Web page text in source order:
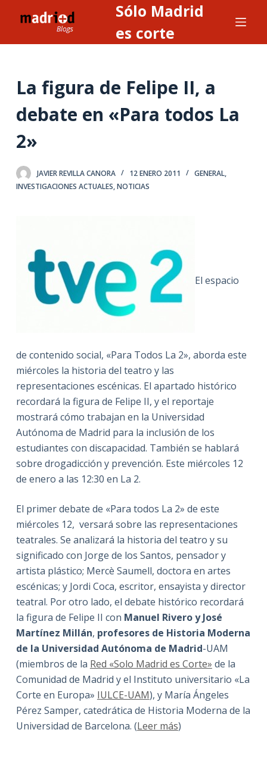
l
n
Sólo Madrid
es corte
La figura de Felipe II, a
debate en «Para todos La
2»
JAVIER REVILLA CANORA 12 ENERO 2011 GENERAL,
INVESTIGACIONES ACTUALES,NOTICIAS
El espacio
de contenido social, «Para Todos La 2», aborda este
miércoles la historia del teatro y las
representaciones escénicas. El apartado histórico
recordará la figura de Felipe II, y el reportaje
mostrará cómo trabajan en la Universidad
Autónoma de Madrid para la inclusión de los
estudiantes con discapacidad. También se hablará
sobre drogadicción y prevención. Este miércoles 12
de enero a las 12:30 en La 2.
El primer debate de «Para todos La 2» de este
miércoles 12, versará sobre las representaciones
teatrales. Se analizará la historia del teatro y su
significado con Jorge de los Santos, pensador y
artista plástico; Mercè Saumell, doctora en artes
escénicas; y Jordi Coca, escritor, ensayista y director
teatral. Por otro lado, el debate histórico recordará
la figura de Felipe II con Manuel Rivero y José
Martínez Millán, profesores de Historia Moderna
de la Universidad Autónoma de Madrid-UAM
(miembros de la Red «Solo Madrid es Corte» de la
Comunidad de Madrid y el Instituto universitario «La
Corte en Europa» IULCE-UAM), y María Ángeles
Pérez Samper, catedrática de Historia Moderna de la
Universidad de Barcelona. (Leer más)